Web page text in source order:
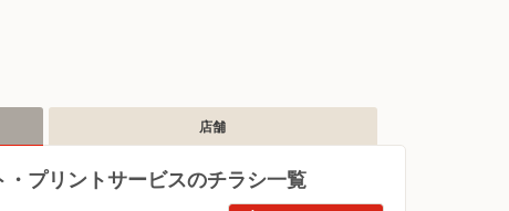
店舗
プリントサービスのチラシ一覧